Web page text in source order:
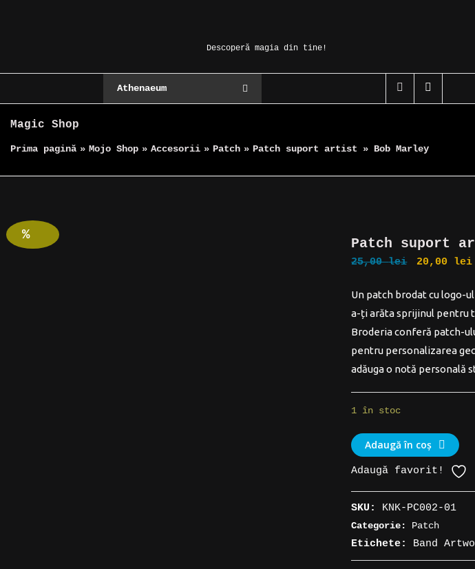
Descoperă magia din tine!
Athenaeum
Magic Shop
Prima pagină » Mojo Shop » Accesorii » Patch » Patch suport artist » Bob Marley
Reduceri!
Patch suport
25,00lei
Prețul
a
fost:
25,00 lei.
20,00 lei
Un patch brodat cu logo-
a-ți arăta sprijinul pentru
Broderia conferă patch-
pentru personalizarea
adăuga o notă personală
1 în stoc
Cantitate
Patch
suport
Adaugă în coș
Adaugă favorit!
SKU: KNK-PC002-01
Categorie: Patch
Etichete: Band